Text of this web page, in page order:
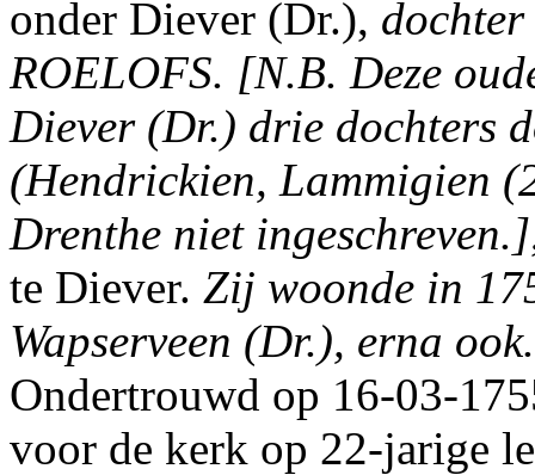
onder Diever (Dr.),
ROELOFS. [N.B. Deze
Diever (Dr.) drie dochters
(Hendrickien, Lammigien
Drenthe niet ingeschreven.]
te Diever. Zij woonde in
Wapserveen (Dr.), erna ook.
Ondertrouwd op 16-03-
voor de kerk op 22-jarige